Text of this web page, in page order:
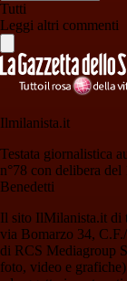
Tutti
Leggi altri commenti
Ilmilanista.it
Testata giornalistica
n°78 con delibera
Benedetti
Il sito IlMilanista.it di
via Bomarzo 34,
di RCS Mediagroup
foto, video e